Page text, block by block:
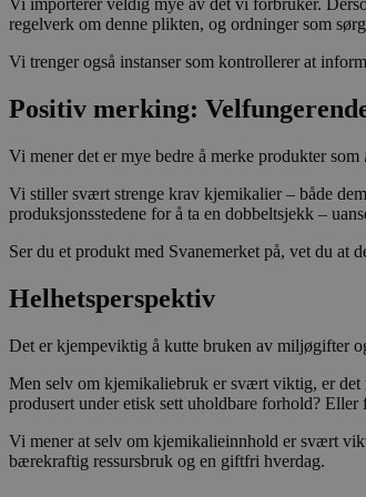
Vi importerer veldig mye av det vi forbruker.
regelverk om denne plikten, og ordninger som
Vi trenger også instanser som kontrollerer at
Positiv merking:
Vi mener det er mye bedre å merke produkter som
Vi stiller svært strenge krav kjemikalier – både
produksjonsstedene for å ta en dobbeltsjekk –
Ser du et produkt med Svanemerket på, vet du
Helhetsperspektiv
Det er kjempeviktig å kutte bruken av miljøgifter
Men selv om kjemikaliebruk er svært viktig, er det
produsert under etisk sett uholdbare forhold?
Vi mener at selv om kjemikalieinnhold er svært
bærekraftig ressursbruk og en giftfri hverdag.